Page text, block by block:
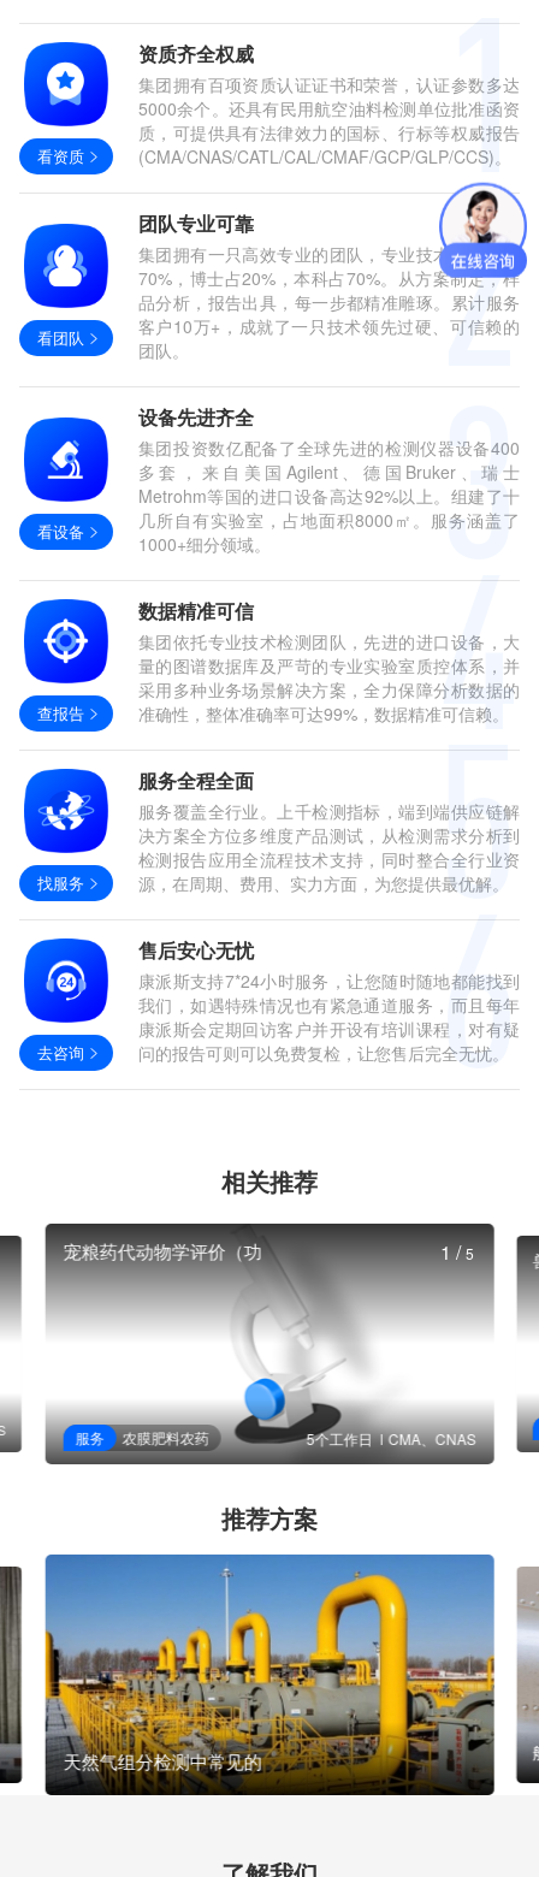
看资质
资质齐全权威
集团拥有百项资质认证证书和荣誉，认证参数多达
5000余个。还具有民用航空油料检测单位批准函资
质，可提供具有法律效力的国标、行标等权威报告
(CMA/CNAS/CATL/CAL/CMAF/GCP/GLP/CCS)。
看团队
团队专业可靠
集团拥有一只高效专业的团队，专业技术人员占比
70%，博士占20%，本科占70%。从方案制定，样
品分析，报告出具，每一步都精准雕琢。累计服务
客户10万+，成就了一只技术领先过硬、可信赖的
团队。
看设备
设备先进齐全
集团投资数亿配备了全球先进的检测仪器设备400
多套，来自美国Agilent、德国Bruker、瑞士
Metrohm等国的进口设备高达92%以上。组建了十
几所自有实验室，占地面积8000㎡。服务涵盖了
1000+细分领域。
查报告
数据精准可信
集团依托专业技术检测团队，先进的进口设备，大
量的图谱数据库及严苛的专业实验室质控体系，并
采用多种业务场景解决方案，全力保障分析数据的
准确性，整体准确率可达99%，数据精准可信赖。
找服务
服务全程全面
服务覆盖全行业。上千检测指标，端到端供应链解
决方案全方位多维度产品测试，从检测需求分析到
检测报告应用全流程技术支持，同时整合全行业资
源，在周期、费用、实力方面，为您提供最优解。
去咨询
售后安心无忧
康派斯支持7*24小时服务，让您随时随地都能找到
我们，如遇特殊情况也有紧急通道服务，而且每年
康派斯会定期回访客户并开设有培训课程，对有疑
问的报告可则可以免费复检，让您售后完全无忧。
相关推荐
宠粮药代动物学评价（功
服务 农膜肥料农药 5个工作日 CMA、CNAS
1/5
推荐方案
天然气组分检测中常见的